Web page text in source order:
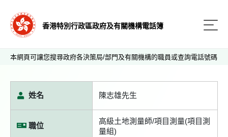
香港特別行政區政府及有關機構電話簿
本網頁可讓您搜尋政府各決策局/部門及有關機構的職員或查詢電話號碼
姓名 陳志雄先生
職位
高級土地測量師/項目測量(項目測
量組)